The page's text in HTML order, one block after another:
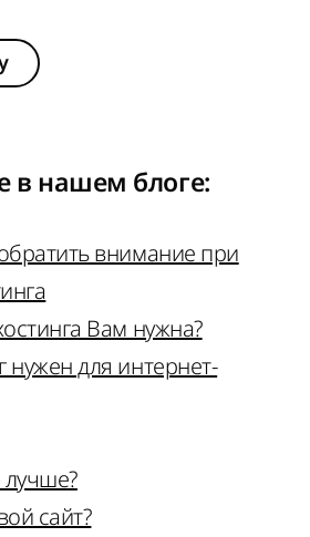
в нашем блоге:
внимание при
Вам нужна?
нужен для интернет-
лучше?
сайт?